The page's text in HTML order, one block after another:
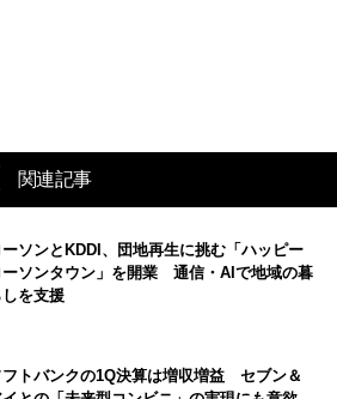
関連記事
ーソンとKDDI、団地再生に挑む「ハッピー
ーソンタウン」を開業 通信・AIで地域の暮
しを支援
フトバンクの1Q決算は増収増益 セブン＆